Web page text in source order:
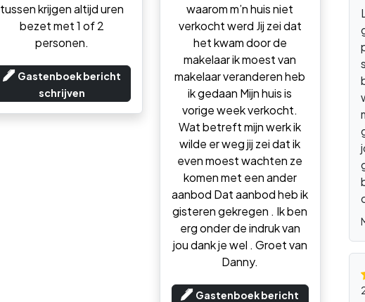
tussen krijgen altijd uren
bezet met 1 of 2
personen.
Gastenboek bericht
schrijven
waarom m’n huis niet
verkocht werd Jij zei dat
het kwam door de
makelaar ik moest van
makelaar veranderen heb
ik gedaan Mijn huis is
vorige week verkocht.
Wat betreft mijn werk ik
wilde er weg jij zei dat ik
even moest wachten ze
komen met een ander
aanbod Dat aanbod heb ik
gisteren gekregen . Ik ben
erg onder de indruk van
jou dank je wel . Groet van
Danny.
Gastenboek bericht